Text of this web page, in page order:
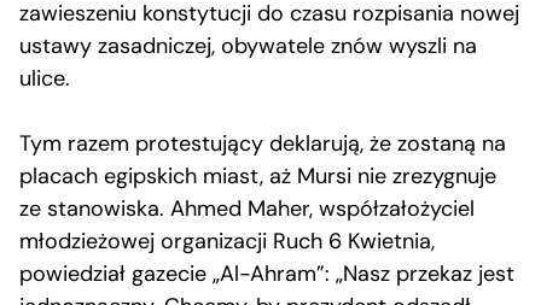
zawieszeniu konstytucji do czasu rozpisania nowej
ustawy zasadniczej, obywatele znów wyszli na
ulice.
Tym razem protestujący deklarują, że zostaną na
placach egipskich miast, aż Mursi nie zrezygnuje
ze stanowiska. Ahmed Maher, współzałożyciel
młodzieżowej organizacji Ruch 6 Kwietnia,
powiedział gazecie „Al-Ahram”: „Nasz przekaz jest